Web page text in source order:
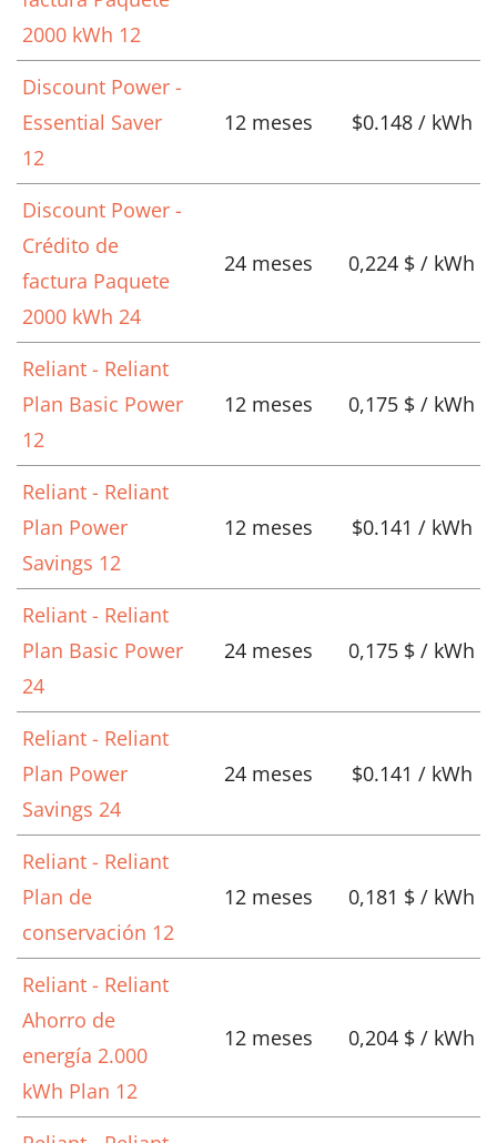
2000 kWh 12
Discount Power -
Essential Saver
12
12 meses $0.148 / kWh
Discount Power -
Crédito de
factura Paquete
2000 kWh 24
24 meses 0,224 $ / kWh
Reliant - Reliant
Plan Basic Power
12
12 meses 0,175 $ / kWh
Reliant - Reliant
Plan Power
Savings 12
12 meses $0.141 / kWh
Reliant - Reliant
Plan Basic Power
24
24 meses 0,175 $ / kWh
Reliant - Reliant
Plan Power
Savings 24
24 meses $0.141 / kWh
Reliant - Reliant
Plan de
conservación 12
12 meses 0,181 $ / kWh
Reliant - Reliant
Ahorro de
energía 2.000
kWh Plan 12
12 meses 0,204 $ / kWh